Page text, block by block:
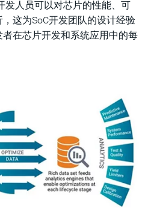
发人员可以对芯片的性能、可
这为SoC开发团队的设计经验
在芯片开发和系统应用中的每